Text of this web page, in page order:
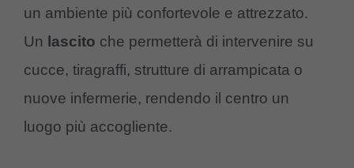
un ambiente più confortevole e attrezzato.
Un lascito che permetterà di intervenire su
cucce, tiragraffi, strutture di arrampicata o
nuove infermerie, rendendo il centro un
luogo più accogliente.